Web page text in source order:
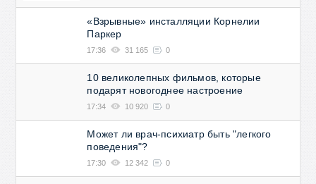
«Взрывные» инсталляции Корнелии
Паркер
17:36 31 165 0
10 великолепных фильмов, которые
подарят новогоднее настроение
17:34 10 920 0
Может ли врач-психиатр быть "легкого
поведения"?
17:30 12 342 0